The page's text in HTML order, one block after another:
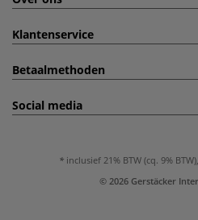
Klantenservice
Betaalmethoden
Social media
inclusief 21% BTW (cq. 9%
© 2026 Gerstäcker